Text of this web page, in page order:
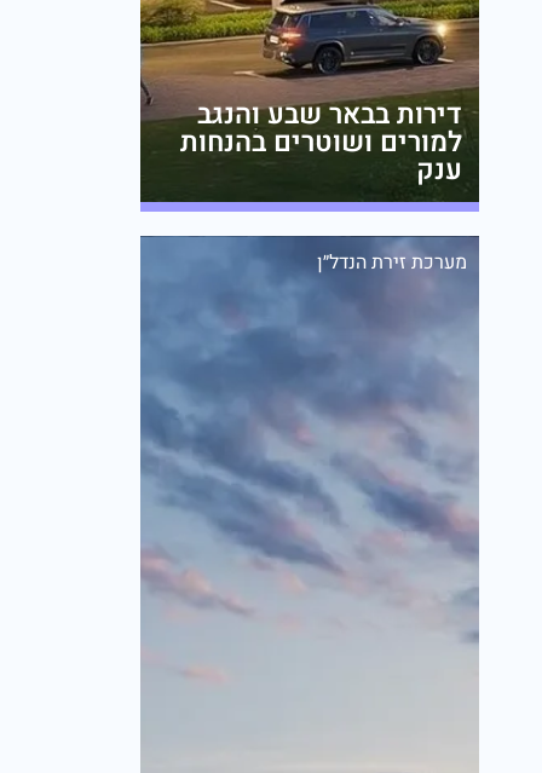
דירות בבאר שבע והנגב
למורים ושוטרים בהנחות
ענק
מערכת זירת הנדל״ן